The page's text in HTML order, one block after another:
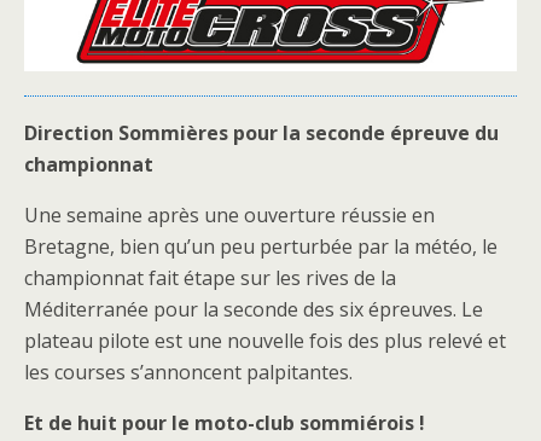
Direction Sommières pour la seconde épreuve du
championnat
Une semaine après une ouverture réussie en
Bretagne, bien qu’un peu perturbée par la météo, le
championnat fait étape sur les rives de la
Méditerranée pour la seconde des six épreuves. Le
plateau pilote est une nouvelle fois des plus relevé et
les courses s’annoncent palpitantes.
Et de huit pour le moto-club sommiérois !